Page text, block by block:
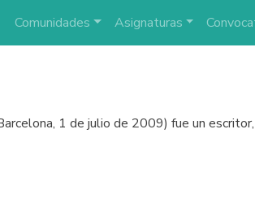
Comunidades Asignaturas
1 de julio de 2009) fue un